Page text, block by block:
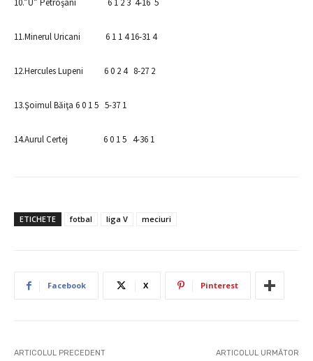
10.”U” Petroşani 6 1 2 3 4-16 5
11.Minerul Uricani 6 1 1 4 16-31 4
12.Hercules Lupeni 6 0 2 4 8-27 2
13.Şoimul Băiţa 6 0 1 5 5-37 1
14.Aurul Certej 6 0 1 5 4-36 1
ETICHETE fotbal liga V meciuri
Facebook X Pinterest
ARTICOLUL PRECEDENT ARTICOLUL URMĂTOR